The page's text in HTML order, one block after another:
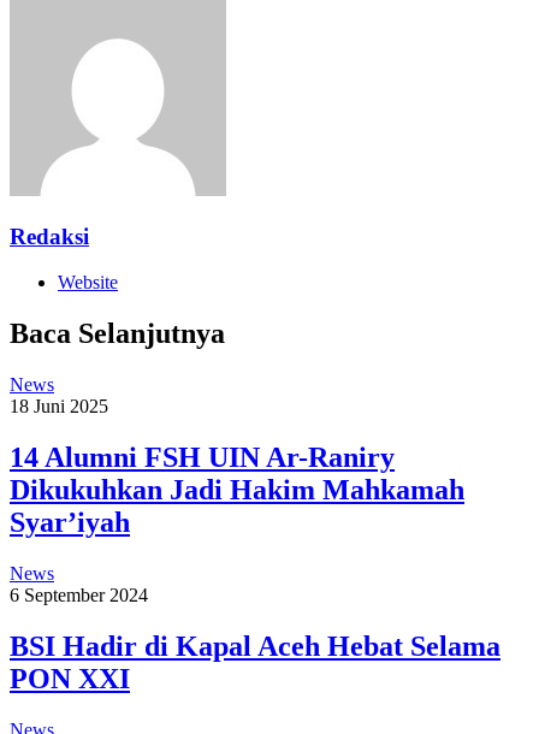
Redaksi
Website
Baca Selanjutnya
News
18 Juni 2025
14 Alumni FSH UIN Ar-Raniry
Dikukuhkan Jadi Hakim Mahkamah
Syar’iyah
News
6 September 2024
BSI Hadir di Kapal Aceh Hebat Selama
PON XXI
News